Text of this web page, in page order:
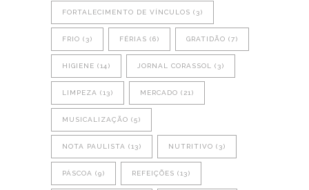
FORTALECIMENTO DE VÍNCULOS (3)
FRIO (3) FÉRIAS (6) GRATIDÃO (7)
HIGIENE (14) JORNAL CORASSOL (3)
LIMPEZA (13) MERCADO (21)
MUSICALIZAÇÃO (5)
NOTA PAULISTA (13) NUTRITIVO (3)
PÁSCOA (9) REFEIÇÕES (13)